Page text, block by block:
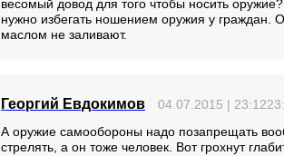
весомый довод для того чтобы носить
нужно избегать ношением оружия у граждан.
маслом не заливают.
Георгий Евдокимов
04.07.2015 |
А оружие самообороны надо позапрещать
стрелять, а он тоже человек. Вот грохнут